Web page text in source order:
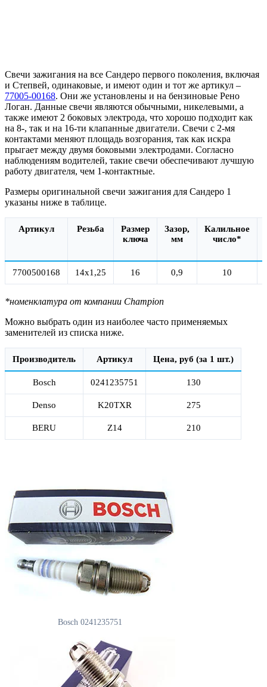
Свечи зажигания на все Сандеро первого поколения, включая
и Степвей, одинаковые, и имеют один и тот же артикул –
77005-00168. Они же установлены и на бензиновые Рено
Логан. Данные свечи являются обычными, никелевыми, а
также имеют 2 боковых электрода, что хорошо подходит как
на 8-, так и на 16-ти клапанные двигатели. Свечи с 2-мя
контактами меняют площадь возгорания, так как искра
прыгает между двумя боковыми электродами. Согласно
наблюдениям водителей, такие свечи обеспечивают лучшую
работу двигателя, чем 1-контактные.
Размеры оригинальной свечи зажигания для Сандеро 1
указаны ниже в таблице.
Артикул Резьба
Размер
ключа
Зазор,
мм
Калильное
число*
7700500168 14x1,25 16 0,9 10
*номенклатура от компании Champion
Можно выбрать один из наиболее часто применяемых
заменителей из списка ниже.
Производитель Артикул Цена, руб (за 1 шт.)
Bosch 0241235751 130
Denso K20TXR 275
BERU Z14 210
Bosch 0241235751